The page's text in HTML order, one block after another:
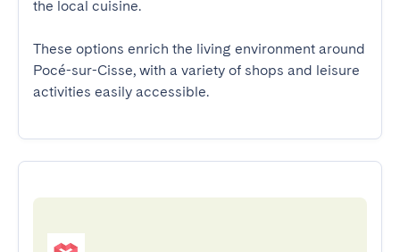
the local cuisine.
These options enrich the living environment around
Pocé-sur-Cisse, with a variety of shops and leisure
activities easily accessible.